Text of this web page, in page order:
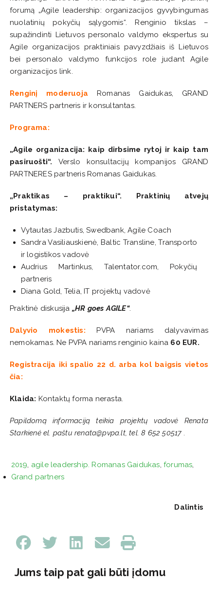
forumą „Agile leadership: organizacijos gyvybingumas
nuolatinių pokyčių sąlygomis“. Renginio tikslas –
supažindinti Lietuvos personalo valdymo ekspertus su
Agile organizacijos praktiniais pavyzdžiais iš Lietuvos
bei personalo valdymo funkcijos role judant Agile
organizacijos link.
Renginį moderuoja
Romanas Gaidukas, GRAND
PARTNERS partneris ir konsultantas.
Programa:
„Agile organizacija: kaip dirbsime rytoj ir kaip tam
pasiruošti“. Verslo konsultacijų kompanijos GRAND
PARTNERES partneris Romanas Gaidukas.
„Praktikas – praktikui“. Praktinių atvejų
pristatymas:
Vytautas Jazbutis, Swedbank, Agile Coach
Sandra Vasiliauskienė, Baltic Transline, Transporto
ir logistikos vadovė
Audrius Martinkus, Talentator.com, Pokyčių
partneris
Diana Gold, Telia, IT projektų vadovė
Praktinė diskusija „HR goes AGILE“.
Dalyvio mokestis: PVPA nariams dalyvavimas
nemokamas. Ne PVPA nariams renginio kaina 60 EUR.
Registracija iki spalio 22 d. arba kol baigsis vietos
čia:
Klaida: Kontaktų forma nerasta.
Papildomą informaciją teikia projektų vadovė Renata
Starkienė el. paštu renata@pvpa.lt, tel. 8 652 50517 .
2019 agile leadership. Romanas Gaidukas forumas
Grand partners
Dalintis
Jums taip pat gali būti įdomu